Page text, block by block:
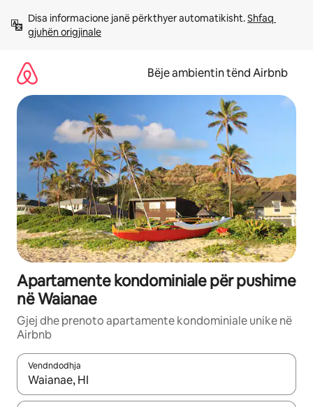
përmbajtja
Disa informacione janë përkthyer automatikisht. Shfaq
gjuhën origjinale
Bëje ambientin tënd Airbnb
Apartamente kondominiale për pushime
në Waianae
Gjej dhe prenoto apartamente kondominiale unike në
Airbnb
Vendndodhja
Kur rezultatet të jenë të disponueshme, lëviz me butonat e